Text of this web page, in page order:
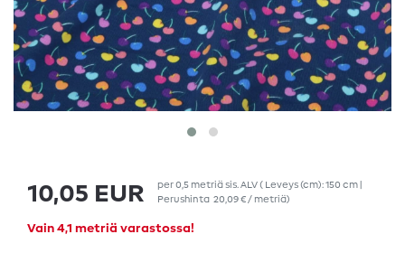
10,05 EUR per0,5 metriäsis. ALV( Leveys (cm): 150 cm |
Perushinta 20,09 € / metriä)
Vain 4,1 metriä varastossa!